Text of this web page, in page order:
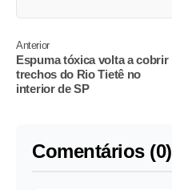
Anterior
Espuma tóxica volta a cobrir
trechos do Rio Tietê no
interior de SP
Comentários (0)